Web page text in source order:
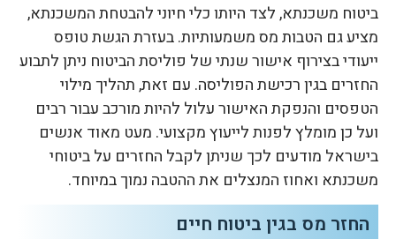
ביטוח משכנתא, לצד היותו כלי חיוני להבטחת המשכנתא,
מציע גם הטבות מס משמעותיות. בעזרת הגשת טופס
ייעודי בצירוף אישור שנתי של פוליסת הביטוח ניתן לתבוע
החזרים בגין רכישת הפוליסה. עם זאת, תהליך מילוי
הטפסים והנפקת האישור עלול להיות מורכב עבור רבים
ועל כן מומלץ לפנות לייעוץ מקצועי. מעט מאוד אנשים
בישראל מודעים לכך שניתן לקבל החזרים על ביטוחי
משכנתא ואחוז המנצלים את ההטבה נמוך במיוחד.
החזר מס בגין ביטוח חיים